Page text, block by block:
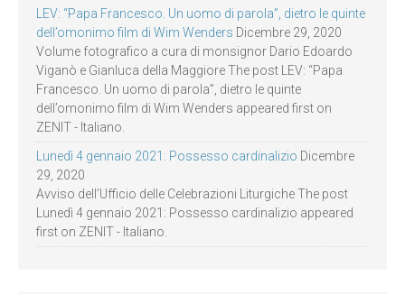
LEV: “Papa Francesco. Un uomo di parola”, dietro le quinte
dell’omonimo film di Wim Wenders Dicembre 29, 2020
Volume fotografico a cura di monsignor Dario Edoardo
Viganò e Gianluca della Maggiore The post LEV: “Papa
Francesco. Un uomo di parola”, dietro le quinte
dell’omonimo film di Wim Wenders appeared first on
ZENIT - Italiano.
Lunedì 4 gennaio 2021: Possesso cardinalizio Dicembre
29, 2020
Avviso dell’Ufficio delle Celebrazioni Liturgiche The post
Lunedì 4 gennaio 2021: Possesso cardinalizio appeared
first on ZENIT - Italiano.